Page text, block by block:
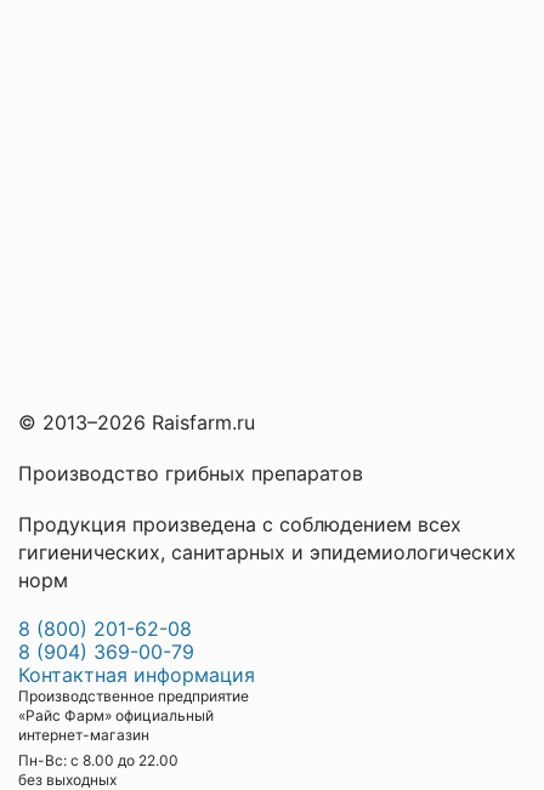
© 2013–2026 Raisfarm.ru
Производство грибных препаратов
Продукция произведена с соблюдением всех
гигиенических, санитарных и эпидемиологических
норм
8 (800) 201-62-08
8 (904) 369-00-79
Контактная информация
Производственное предприятие
«Райс Фарм» официальный
интернет-магазин
Пн-Вс: с 8.00 до 22.00
без выходных